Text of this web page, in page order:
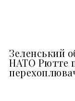
Зеленський
НАТО Рютте